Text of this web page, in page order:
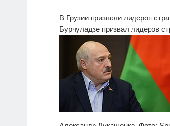
В Грузии призвали лидеров
Бурчуладзе призвал лидеров